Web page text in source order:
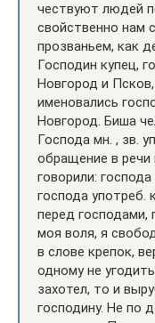
чествуют людей
свойственно нам
прозваньем, как
Господин купец,
Новгород и
именовались
Новгород. Биша
Господа мн. , зв.
обращение в
говорили:
господа употреб.
перед господами,
моя воля, я
в слове крепок,
одному не
захотел, то и
господину. Не по